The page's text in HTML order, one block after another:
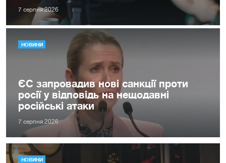
7 серпня 2026
НОВИНИ
ЄС запровадив нові санкції проти
росії у відповідь на нещодавні
російські атаки
7 серпня 2026
НОВИНИ